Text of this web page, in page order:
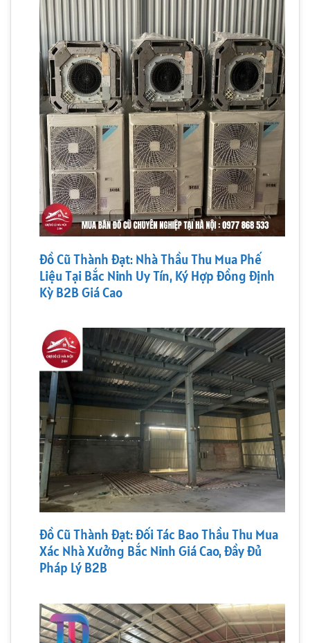
Đồ Cũ Thành Đạt: Nhà Thầu Thu Mua Phế
Liệu Tại Bắc Ninh Uy Tín, Ký Hợp Đồng Định
Kỳ B2B Giá Cao
Đồ Cũ Thành Đạt: Đối Tác Bao Thầu Thu Mua
Xác Nhà Xưởng Bắc Ninh Giá Cao, Đầy Đủ
Pháp Lý B2B